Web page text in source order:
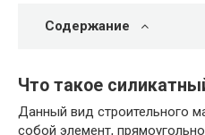
Содержание
Что такое
Данный вид строительного
собой элемент,